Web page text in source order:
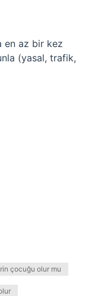
en az bir kez
(yasal, trafik,
çocuğu olur mu